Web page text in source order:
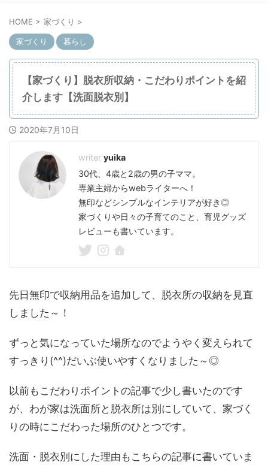
HOME > 家づくり >
家づくり 暮らし
【家づくり】脱衣所収納・こだわりポイントを紹
介します【洗面脱衣別】
2020年7月10日
yuika
30代、4歳と2歳の男の子ママ。
専業主婦からwebライターへ！
無印などシンプルなインテリアが好き◎
家づくりや日々の子育てのこと、育児グッズ
レビューも書いています。
先日無印で収納用品を追加して、脱衣所の収納を見直
しました～！
ずっと気になっていた場所なのでようやく変えられて
すっきり(^^)だいぶ使いやすくなりました～◎
以前もこだわりポイントの記事で少し書いたのです
が、わが家は洗面所と脱衣所は別にしていて、家づく
りの時にこだわった場所のひとつです。
洗面・脱衣別にした理由もこちらの記事に書いていま